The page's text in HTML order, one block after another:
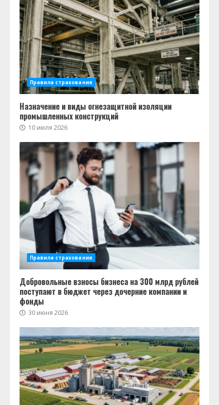
Правила страхования
Назначение и виды огнезащитной изоляции
промышленных конструкций
10 июля 2026
Правила страхования
Добровольные взносы бизнеса на 300 млрд рублей
поступают в бюджет через дочерние компании и
фонды
30 июня 2026